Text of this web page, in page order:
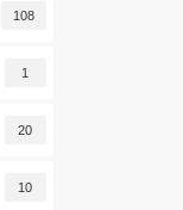
108
1
20
10